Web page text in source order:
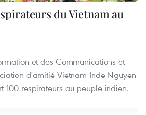
du Vietnam au
et des Communications et
d'amitié Vietnam-Inde Nguyen
100 respirateurs au peuple indien.